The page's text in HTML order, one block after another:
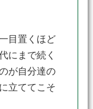
目置くほど
にまで続く
が自分達の
立ててこそ